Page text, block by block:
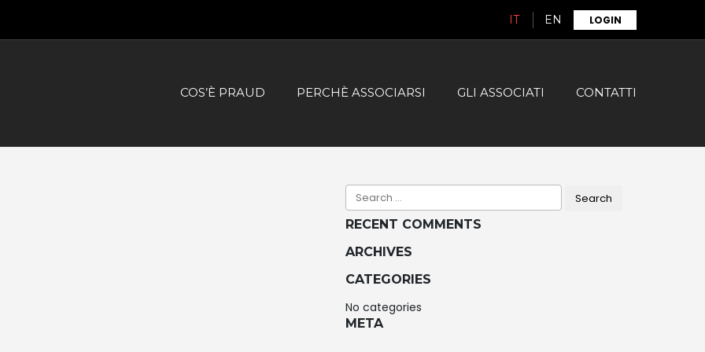
LOGIN
IT EN
COS’È PRAUD PERCHÈ ASSOCIARSI GLI ASSOCIATI CONTATTI
RECENT COMMENTS
ARCHIVES
CATEGORIES
No categories
META